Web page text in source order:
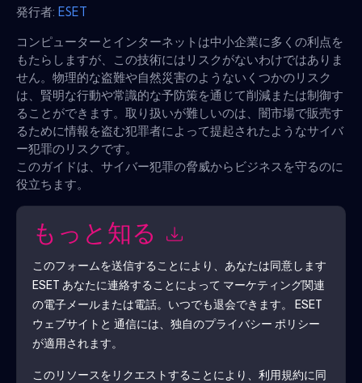
発行者: ESET
コンピューターとインターネットは中小企業に多くの利点を
もたらしますが、この技術にはリスクがないわけではありま
せん。物理的な盗難や自然災害のようないくつかのリスク
は、賢明な行動や常識的な予防策を通じて削減または制御す
ることができます。取り扱いが難しいのは、闇市場で販売す
るために情報を盗む犯罪者によって提起されたようなサイバ
ー犯罪のリスクです。
このガイドは、サイバー犯罪の脅威からビジネスを守るのに
役立ちます。
もっと知る
このフォームを送信することにより、あなたは同意します
ESET あなたに連絡することによって マーケティング関連
の電子メールまたは電話。いつでも退会できます。
ESET
ウェブサイトと 通信には、独自のプライバシー ポリシー
が適用されます。
このリソースをリクエストすることにより、利用規約に同